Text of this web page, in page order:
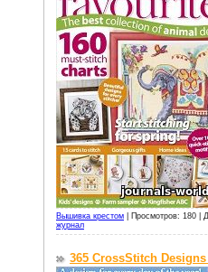
Вышивка крестом Просмотров: 180 |
журнал
365 CrossStitch